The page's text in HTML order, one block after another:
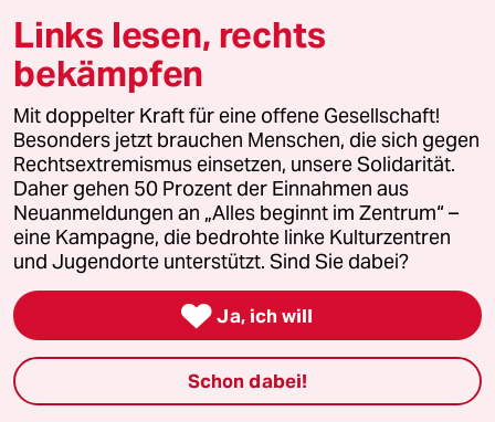
Nord
Wahrheit
Themen
Bergsteigen
USA unter Trump
Katzen
Links lesen, rechts
bekämpfen
Mit doppelter Kraft für eine offene Gesellschaft!
Besonders jetzt brauchen Menschen, die sich gegen
Rechtsextremismus einsetzen, unsere Solidarität.
Daher gehen 50 Prozent der Einnahmen aus
Neuanmeldungen an „Alles beginnt im Zentrum“ –
eine Kampagne, die bedrohte linke Kulturzentren
und Jugendorte unterstützt. Sind Sie dabei?
 Ja, ich will
Schon dabei!